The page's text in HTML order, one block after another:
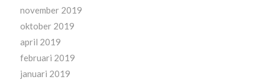
november 2019
oktober 2019
april 2019
februari 2019
januari 2019